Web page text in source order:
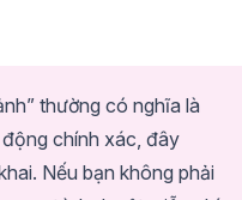
thường có nghĩa là
chính xác, đây
Nếu bạn không phải